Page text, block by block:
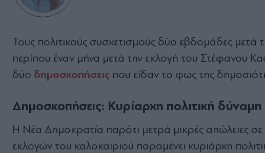
Τους πολιτικούς συσχετισμούς δύο εβδομάδες
περίπου έναν μήνα μετά την εκλογή του Στέφανου
δύο δημοσκοπήσεις που είδαν το φως της
Δημοσκοπήσεις: Κυρίαρχη πολιτική
Η Νέα Δημοκρατία παρότι μετρά μικρές απώλειες
εκλογών του καλοκαιριού παραμένει κυριάρχη